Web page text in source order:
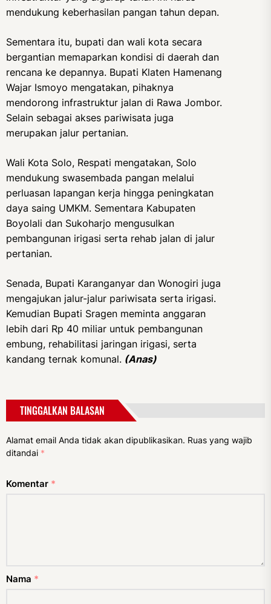
mendukung keberhasilan pangan tahun depan.
Sementara itu, bupati dan wali kota secara
bergantian memaparkan kondisi di daerah dan
rencana ke depannya. Bupati Klaten Hamenang
Wajar Ismoyo mengatakan, pihaknya
mendorong infrastruktur jalan di Rawa Jombor.
Selain sebagai akses pariwisata juga
merupakan jalur pertanian.
Wali Kota Solo, Respati mengatakan, Solo
mendukung swasembada pangan melalui
perluasan lapangan kerja hingga peningkatan
daya saing UMKM. Sementara Kabupaten
Boyolali dan Sukoharjo mengusulkan
pembangunan irigasi serta rehab jalan di jalur
pertanian.
Senada, Bupati Karanganyar dan Wonogiri juga
mengajukan jalur-jalur pariwisata serta irigasi.
Kemudian Bupati Sragen meminta anggaran
lebih dari Rp 40 miliar untuk pembangunan
embung, rehabilitasi jaringan irigasi, serta
kandang ternak komunal. (Anas)
TINGGALKAN BALASAN
Alamat email Anda tidak akan dipublikasikan. Ruas yang wajib
ditandai *
Komentar *
Nama *